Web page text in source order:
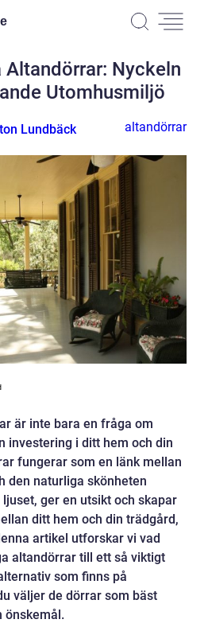
Altandörrar: Nyckeln
Utomhusmiljö
Lundbäck altandörrar
är inte bara en fråga om
investering i ditt hem och din
fungerar som en länk mellan
den naturliga skönheten
ger en utsikt och skapar
ditt hem och din trädgård,
artikel utforskar vi vad
altandörrar till ett så viktigt
som finns på
väljer de dörrar som bäst
önskemål.